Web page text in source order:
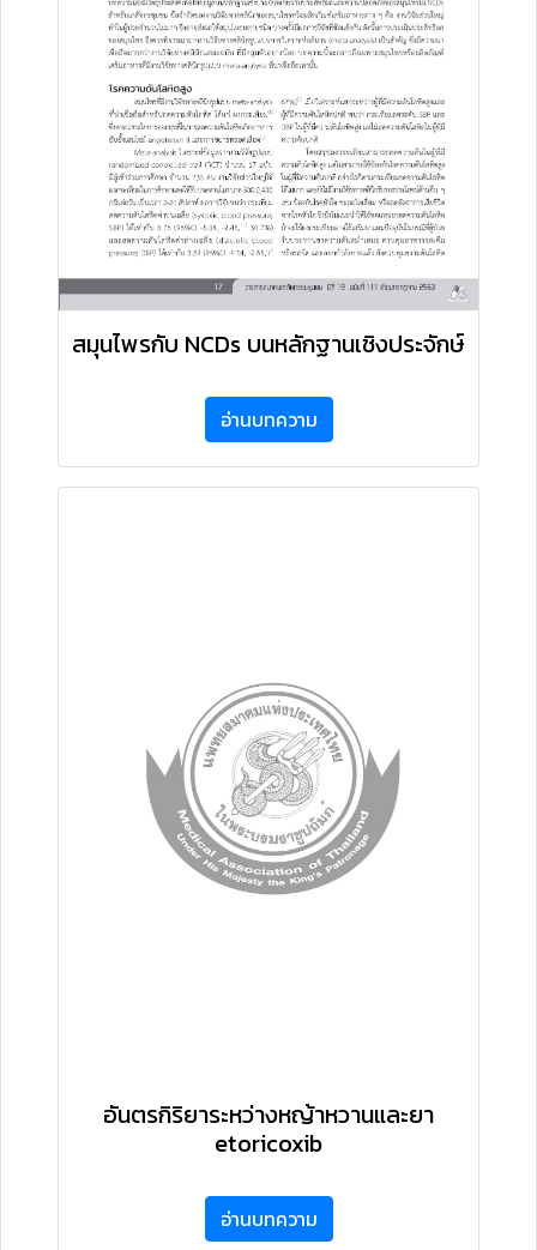
สมุนไพรกับ NCDs บนหลักฐานเชิงประจักษ์
อ่านบทความ
อันตรกิริยาระหว่างหญ้าหวานและยา
etoricoxib
อ่านบทความ